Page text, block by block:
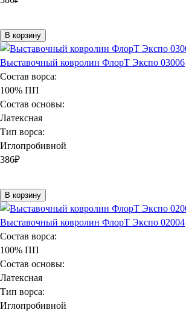
В корзину
Выставочный ковролин ФлорТ Экспо 03006
Состав ворса:
100% ПП
Состав основы:
Латексная
Тип ворса:
Иглопробивной
386₽
В корзину
Выставочный ковролин ФлорТ Экспо 02004
Состав ворса:
100% ПП
Состав основы:
Латексная
Тип ворса:
Иглопробивной